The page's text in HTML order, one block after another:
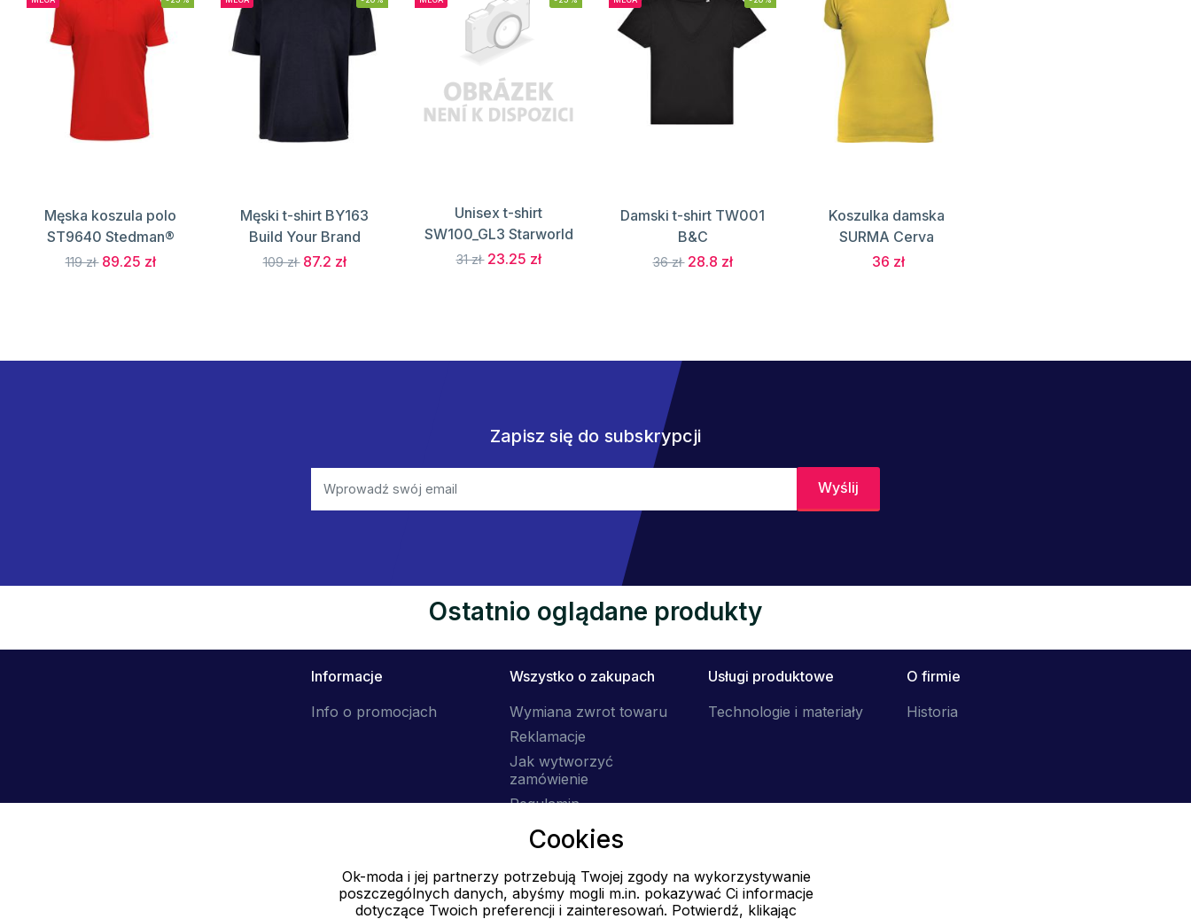
Męska koszula polo
ST9640 Stedman®
119 zł 89.25 zł
Męski t-shirt BY163
Build Your Brand
109 zł 87.2 zł
Unisex t-shirt
SW100_GL3 Starworld
31 zł 23.25 zł
Damski t-shirt TW001
B&C
36 zł 28.8 zł
Koszulka damska
SURMA Cerva
36 zł
Zapisz się do subskrypcji
Ostatnio oglądane produkty
Informacje
Info o promocjach
Wszystko o zakupach
Wymiana zwrot towaru
Reklamacje
Jak wytworzyć
zamówienie
Regulamin
Dostawa
Usługi produktowe
Technologie i materiały
O firmie
Historia
E-mail
Online
Cookies
Ok-moda i jej partnerzy potrzebują Twojej zgody na wykorzystywanie
poszczególnych danych, abyśmy mogli m.in. pokazywać Ci informacje
dotyczące Twoich preferencji i zainteresowań. Potwierdź, klikając